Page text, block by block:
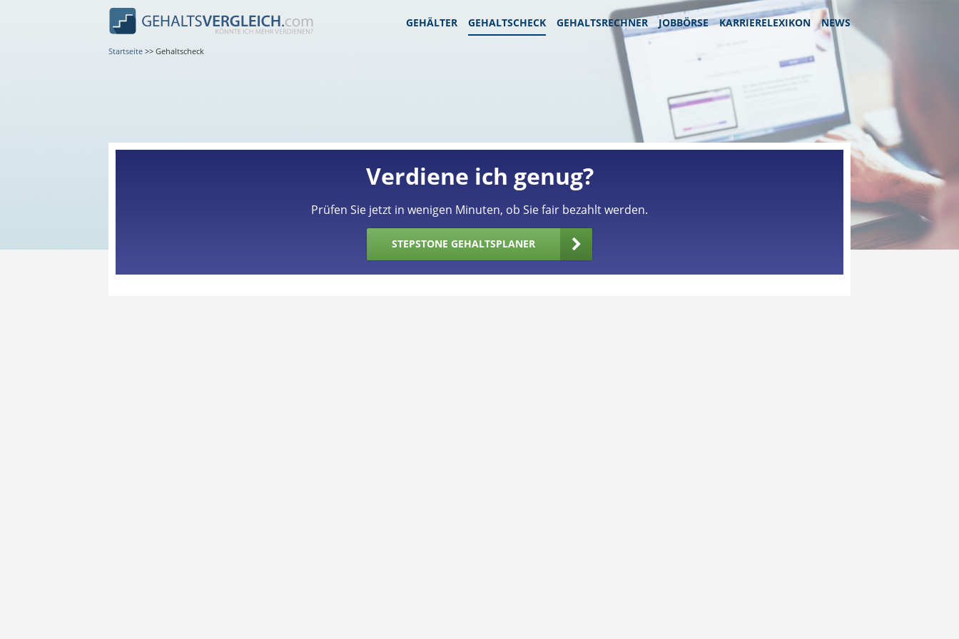
GEHÄLTER GEHALTSCHECK GEHALTSRECHNER JOBBÖRSE KARRIERELEXIKON NEWS
Startseite >> Gehaltscheck
Verdiene ich genug?
Prüfen Sie jetzt in wenigen Minuten, ob Sie fair bezahlt werden.
STEPSTONE GEHALTSPLANER